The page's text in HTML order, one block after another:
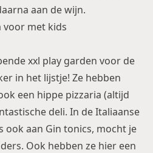
aan de wijn.
xxl play garden voor de
in het lijstje! Ze hebben
een hippe pizzaria (altijd
deli. In de Italiaanse
ook aan Gin tonics, mocht je
Ook hebben ze hier een